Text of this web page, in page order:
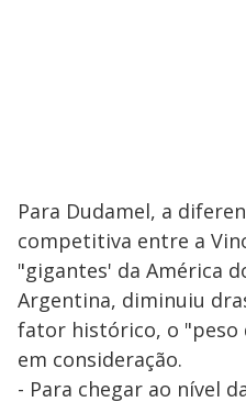
Para Dudamel, a
competitiva entre a
"gigantes' da América
Argentina, diminuiu
fator histórico, o "peso
em consideração.
- Para chegar ao nível